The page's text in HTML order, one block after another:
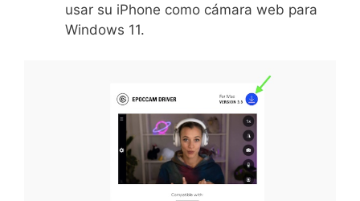
usar su iPhone como cámara web para
Windows 11.